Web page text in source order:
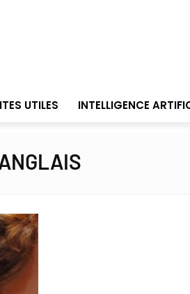
UTILES INTELLIGENCE